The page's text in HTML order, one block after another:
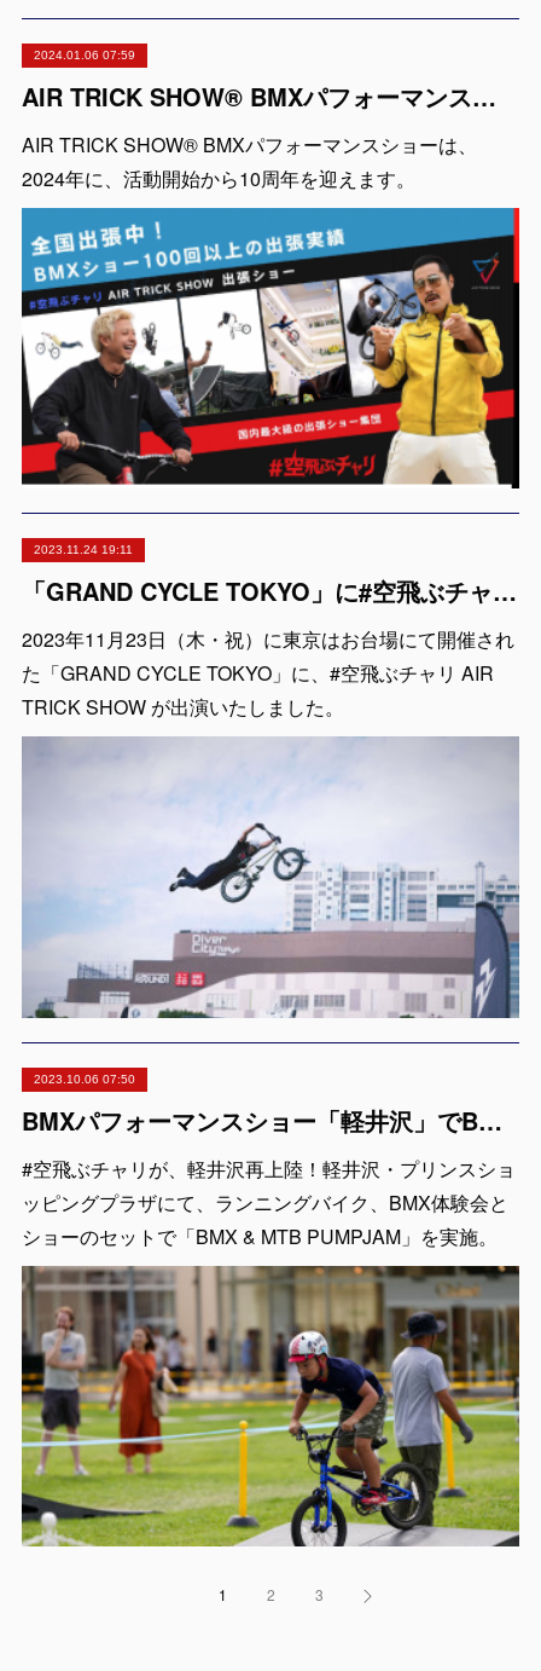
2024.01.06 07:59
AIR TRICK SHOW® BMXパフォーマンスショー「2024年活動開始から10周年を迎えます」
AIR TRICK SHOW® BMXパフォーマンスショーは、
2024年に、活動開始から10周年を迎えます。
2023.11.24 19:11
「GRAND CYCLE TOKYO」に#空飛ぶチャリ AIR TRICK SHOW が出演
2023年11月23日（木・祝）に東京はお台場にて開催され
た「GRAND CYCLE TOKYO」に、#空飛ぶチャリ AIR
TRICK SHOW が出演いたしました。
2023.10.06 07:50
BMXパフォーマンスショー「軽井沢」でBMX & MTB PUMPJAM
#空飛ぶチャリが、軽井沢再上陸！軽井沢・プリンスショ
ッピングプラザにて、ランニングバイク、BMX体験会と
ショーのセットで「BMX & MTB PUMPJAM」を実施。
1 2 3